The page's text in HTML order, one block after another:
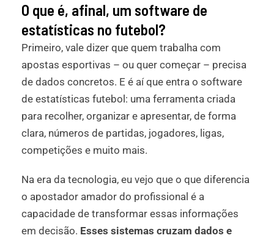
O que é, afinal, um software de
estatísticas no futebol?
Primeiro, vale dizer que quem trabalha com
apostas esportivas – ou quer começar – precisa
de dados concretos. E é aí que entra o software
de estatísticas futebol: uma ferramenta criada
para recolher, organizar e apresentar, de forma
clara, números de partidas, jogadores, ligas,
competições e muito mais.
Na era da tecnologia, eu vejo que o que diferencia
o apostador amador do profissional é a
capacidade de transformar essas informações
em decisão. Esses sistemas cruzam dados e